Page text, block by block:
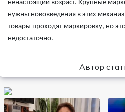
ненастоящий возраст. Крупные
нужны нововведения в этих
товары проходят маркировку, но
недостаточно.
Автор